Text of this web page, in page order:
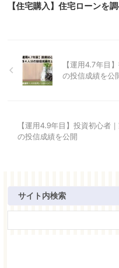
【住宅購入】住宅ローンを
【運用4.7年目
の投信成績を公
【運用4.9年目】投資初心者
の投信成績を公開
サイト内検索